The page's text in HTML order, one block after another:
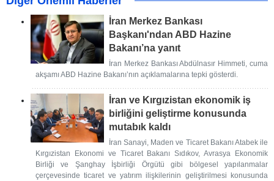
İran Merkez Bankası
Başkanı'ndan ABD Hazine
Bakanı’na yanıt
İran Merkez Bankası Abdülnasır Himmeti, cuma
akşamı ABD Hazine Bakanı’nın açıklamalarına tepki gösterdi.
İran ve Kırgızistan ekonomik iş
birliğini geliştirme konusunda
mutabık kaldı
İran Sanayi, Maden ve Ticaret Bakanı Atabek ile
Kırgızistan Ekonomi ve Ticaret Bakanı Sıdıkov, Avrasya Ekonomik
Birliği ve Şanghay İşbirliği Örgütü gibi bölgesel yapılanmalar
çerçevesinde ticaret ve yatırım ilişkilerinin geliştirilmesi konusunda